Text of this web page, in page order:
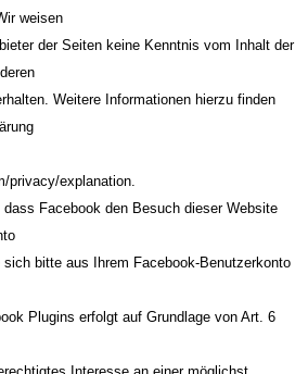
weisen
der Seiten keine Kenntnis vom Inhalt der
Weitere Informationen hierzu finden
privacy/explanation.
Facebook den Besuch dieser Website
bitte aus Ihrem Facebook-Benutzerkonto
Plugins erfolgt auf Grundlage von Art. 6